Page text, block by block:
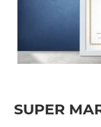
SUPER